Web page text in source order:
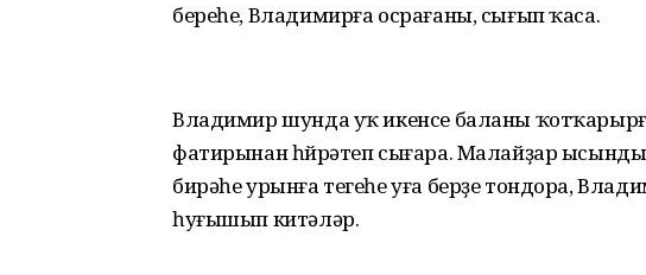
береһе, Владимирға осрағаны, сығып ҡаса.
Владимир шунда уҡ икенсе баланы
фатирынан һөйрәтеп сығара. Малайҙар
бирәһе урынға тегеһе уға берҙе тондора,
һуғышып китәләр.